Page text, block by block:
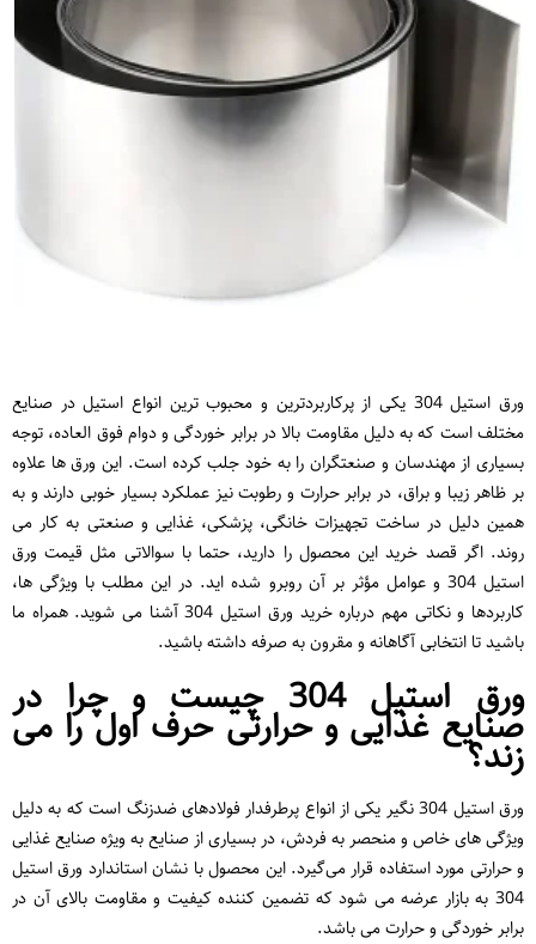
ورق استیل 304 یکی از پرکاربردترین و محبوب ‌ترین انواع استیل در صنایع
مختلف است که به ‌دلیل مقاومت بالا در برابر خوردگی و دوام فوق ‌العاده، توجه
بسیاری از مهندسان و صنعتگران را به خود جلب کرده است. این ورق ‌ها علاوه
بر ظاهر زیبا و براق، در برابر حرارت و رطوبت نیز عملکرد بسیار خوبی دارند و به
همین دلیل در ساخت تجهیزات خانگی، پزشکی، غذایی و صنعتی به‌ کار می
‌روند. اگر قصد خرید این محصول را دارید، حتما با سوالاتی مثل قیمت ورق
استیل 304 و عوامل مؤثر بر آن روبرو شده ‌اید. در این مطلب با ویژگی‌ ها،
کاربردها و نکاتی مهم درباره خرید ورق استیل 304 آشنا می‌ شوید. همراه ما
باشید تا انتخابی آگاهانه و مقرون ‌به ‌صرفه داشته باشید.
ورق استیل 304 چیست و چرا در
صنایع غذایی و حرارتی حرف اول را می
زند؟
ورق استیل 304 نگیر یکی از انواع پرطرفدار فولادهای ضدزنگ است که به دلیل
ویژگی ‌های خاص و منحصر به ‌فردش، در بسیاری از صنایع به ویژه صنایع غذایی
و حرارتی مورد استفاده قرار می‌گیرد. این محصول با نشان استاندارد ورق استیل
304 به بازار عرضه می شود که تضمین ‌کننده کیفیت و مقاومت بالای آن در
برابر خوردگی و حرارت می ‌باشد.